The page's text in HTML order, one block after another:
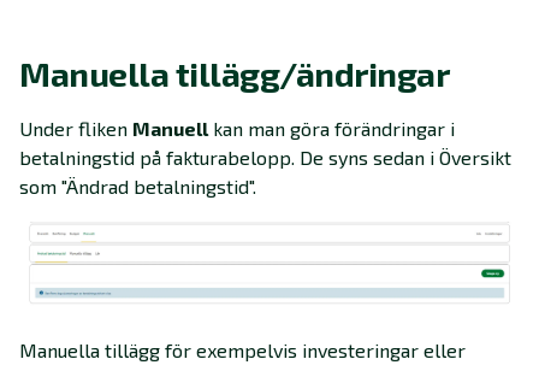
Manuella tillägg/ändringar
Under fliken Manuellkan man göra förändringar i
betalningstid på fakturabelopp. De syns sedan i Översikt
som "Ändrad betalningstid".
Manuella tillägg för exempelvis investeringar eller